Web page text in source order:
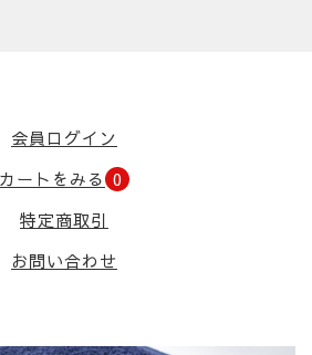
会員ログイン
カートをみる 0
特定商取引
お問い合わせ